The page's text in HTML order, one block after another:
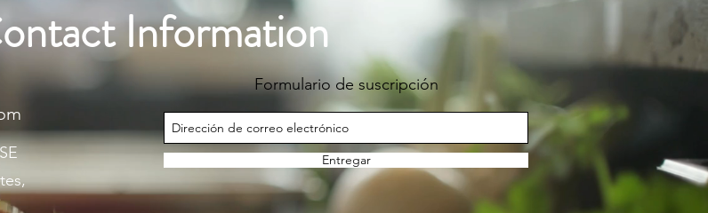
Information
Formulario de suscripción
Entregar